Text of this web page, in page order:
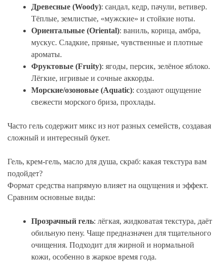
Древесные (Woody): сандал, кедр, пачули, ветивер.
Тёплые, землистые, «мужские» и стойкие ноты.
Ориентальные (Oriental): ваниль, корица, амбра,
мускус. Сладкие, пряные, чувственные и плотные
ароматы.
Фруктовые (Fruity): ягоды, персик, зелёное яблоко.
Лёгкие, игривые и сочные аккорды.
Морские/озоновые (Aquatic): создают ощущение
свежести морского бриза, прохлады.
Часто гель содержит микс из нот разных семейств, создавая
сложный и интересный букет.
Гель, крем-гель, масло для душа, скраб: какая текстура вам
подойдет?
Формат средства напрямую влияет на ощущения и эффект.
Сравним основные виды:
Прозрачный гель: лёгкая, жидковатая текстура, даёт
обильную пену. Чаще предназначен для тщательного
очищения. Подходит для жирной и нормальной
кожи, особенно в жаркое время года.